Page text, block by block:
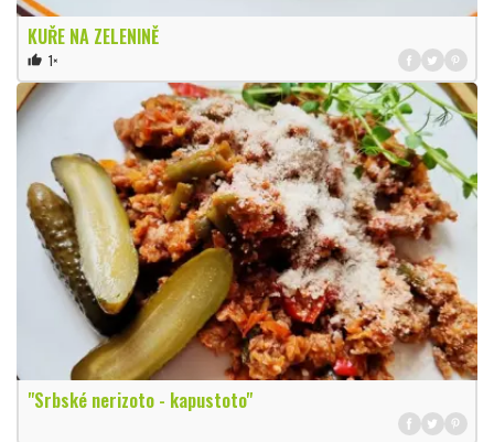
KUŘE NA ZELENINĚ
thumb_up 1×
"Srbské nerizoto - kapustoto"